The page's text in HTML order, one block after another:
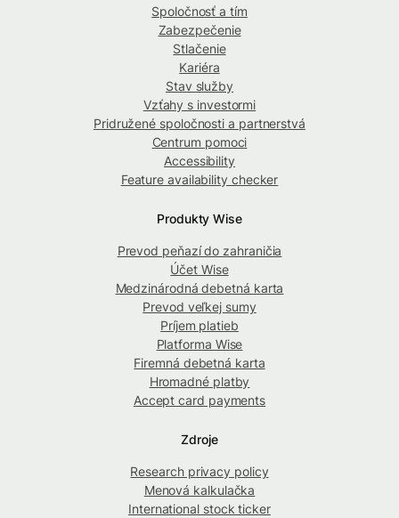
Spoločnosť a tím
Zabezpečenie
Stlačenie
Kariéra
Stav služby
Vzťahy s investormi
Pridružené spoločnosti a partnerstvá
Centrum pomoci
Accessibility
Feature availability checker
Produkty Wise
Prevod peňazí do zahraničia
Účet Wise
Medzinárodná debetná karta
Prevod veľkej sumy
Príjem platieb
Platforma Wise
Firemná debetná karta
Hromadné platby
Accept card payments
Zdroje
Research privacy policy
Menová kalkulačka
International stock ticker